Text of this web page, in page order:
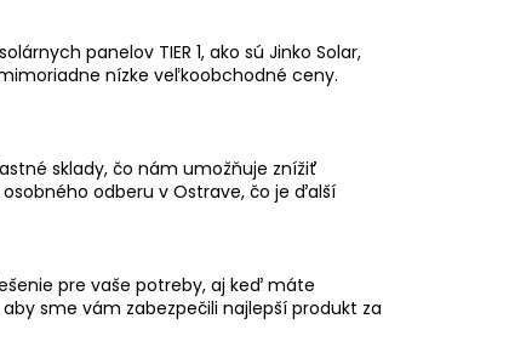
panelov TIER 1, ako sú Jinko Solar,
nízke veľkoobchodné ceny.
sklady, čo nám umožňuje znížiť
odberu v Ostrave, čo je ďalší
pre vaše potreby, aj keď máte
sme vám zabezpečili najlepší produkt za
LINDAB,